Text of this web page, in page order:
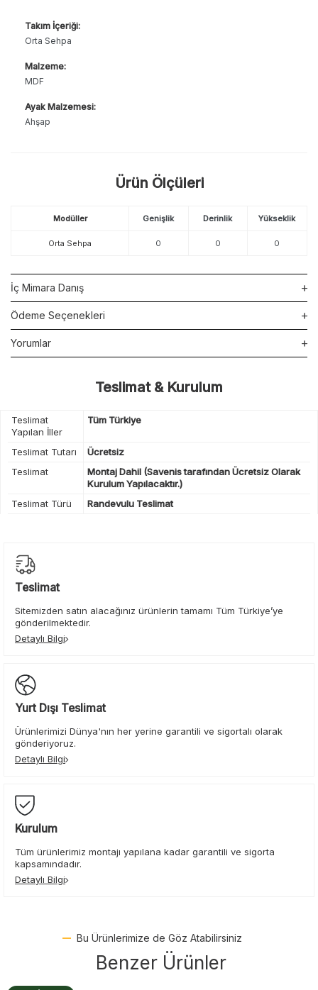
Takım İçeriği:
Orta Sehpa
Malzeme:
MDF
Ayak Malzemesi:
Ahşap
Ürün Ölçüleri
Modüller Genişlik Derinlik Yükseklik
Orta Sehpa 0 0 0
İç Mimara Danış
Ödeme Seçenekleri
Yorumlar
Teslimat & Kurulum
Teslimat
Yapılan İller
Tüm Türkiye
Teslimat Tutarı
Ücretsiz
Teslimat
Montaj Dahil (Savenis tarafından Ücretsiz Olarak
Kurulum Yapılacaktır.)
Teslimat Türü
Randevulu Teslimat
Teslimat
Sitemizden satın alacağınız ürünlerin tamamı Tüm Türkiye’ye
gönderilmektedir.
Detaylı Bilgi
Yurt Dışı Teslimat
Ürünlerimizi Dünya'nın her yerine garantili ve sigortalı olarak
gönderiyoruz.
Detaylı Bilgi
Kurulum
Tüm ürünlerimiz montajı yapılana kadar garantili ve sigorta
kapsamındadır.
Detaylı Bilgi
Bu Ürünlerimize de Göz Atabilirsiniz
Benzer Ürünler